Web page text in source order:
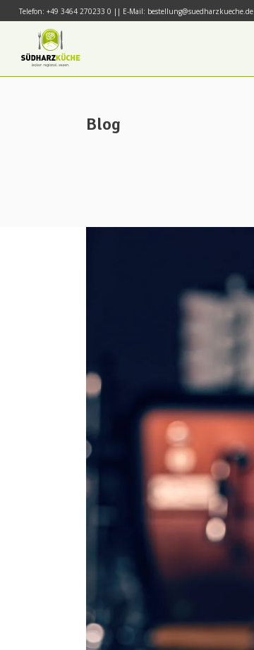
Telefon: +49 3464 270233 0 || E-Mail: bestellung@suedharzkueche.de
Blog